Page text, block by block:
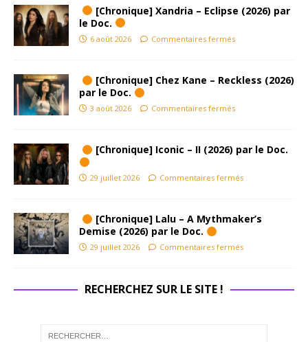
[Chronique] Xandria – Eclipse (2026) par
le Doc.
6 août 2026 Commentaires fermés
[Chronique] Chez Kane – Reckless (2026)
par le Doc.
3 août 2026 Commentaires fermés
[Chronique] Iconic – II (2026) par le Doc.
29 juillet 2026 Commentaires fermés
[Chronique] Lalu – A Mythmaker’s
Demise (2026) par le Doc.
29 juillet 2026 Commentaires fermés
RECHERCHEZ SUR LE SITE !